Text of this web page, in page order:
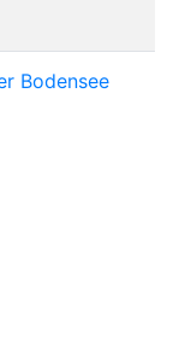
Bodensee